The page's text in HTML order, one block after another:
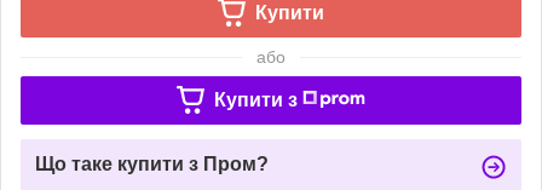
Купити
або
Купити з
Що таке купити з Пром?